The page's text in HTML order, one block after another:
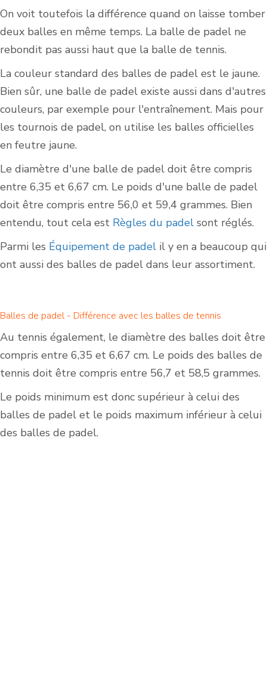
On voit toutefois la différence quand on laisse tomber
deux balles en même temps. La balle de padel ne
rebondit pas aussi haut que la balle de tennis.
La couleur standard des balles de padel est le jaune.
Bien sûr, une balle de padel existe aussi dans d'autres
couleurs, par exemple pour l'entraînement. Mais pour
les tournois de padel, on utilise les balles officielles
en feutre jaune.
Le diamètre d'une balle de padel doit être compris
entre 6,35 et 6,67 cm. Le poids d'une balle de padel
doit être compris entre 56,0 et 59,4 grammes. Bien
entendu, tout cela est Règles du padel sont réglés.
Parmi les Équipement de padel il y en a beaucoup qui
ont aussi des balles de padel dans leur assortiment.
Balles de padel - Différence avec les balles de tennis
Au tennis également, le diamètre des balles doit être
compris entre 6,35 et 6,67 cm. Le poids des balles de
tennis doit être compris entre 56,7 et 58,5 grammes.
Le poids minimum est donc supérieur à celui des
balles de padel et le poids maximum inférieur à celui
des balles de padel.